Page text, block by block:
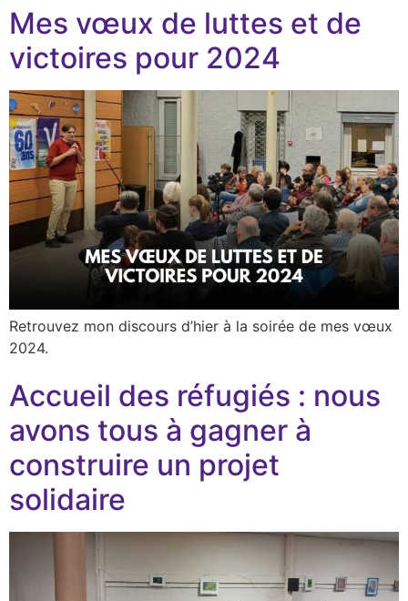
Mes vœux de luttes et de
victoires pour 2024
Retrouvez mon discours d’hier à la soirée de mes vœux
2024.
Accueil des réfugiés : nous
avons tous à gagner à
construire un projet
solidaire